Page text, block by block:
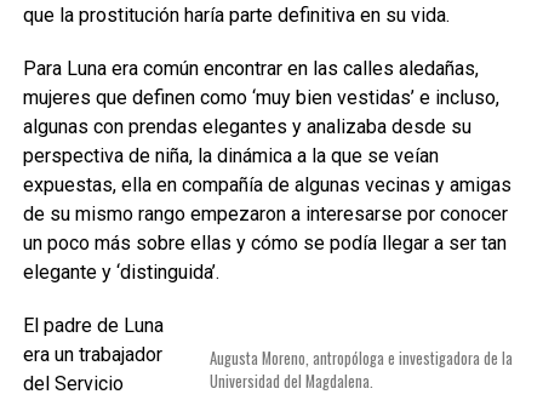
que la prostitución haría parte definitiva en su vida.
Para Luna era común encontrar en las calles aledañas,
mujeres que definen como ‘muy bien vestidas’ e incluso,
algunas con prendas elegantes y analizaba desde su
perspectiva de niña, la dinámica a la que se veían
expuestas, ella en compañía de algunas vecinas y amigas
de su mismo rango empezaron a interesarse por conocer
un poco más sobre ellas y cómo se podía llegar a ser tan
elegante y ‘distinguida’.
Augusta Moreno, antropóloga e investigadora de la
Universidad del Magdalena.
El padre de Luna
era un trabajador
del Servicio